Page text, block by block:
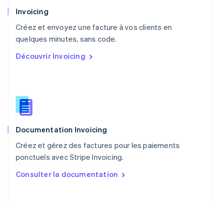
Invoicing
Créez et envoyez une facture à vos clients en
quelques minutes, sans code.
Découvrir Invoicing
Documentation Invoicing
Créez et gérez des factures pour les paiements
ponctuels avec Stripe Invoicing.
Consulter la documentation
Pays-Bas
Nederlands
Pologne
English
PortuguêsEnglish
English
Roumanie
Royaume-Uni
Singapour
English 简体中文
English